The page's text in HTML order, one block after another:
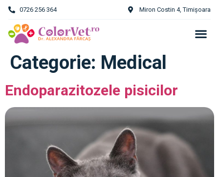
0726 256 364 Miron Costin 4, Timișoara
Categorie: Medical
Endoparazitozele pisicilor